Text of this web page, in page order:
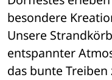
besondere
Unsere
entspannter
das bunte